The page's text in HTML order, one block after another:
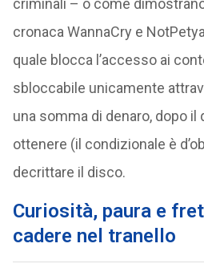
criminali – o come
cronaca WannaCry e
quale blocca l’accesso ai
sbloccabile unicamente
una somma di denaro, dopo il
ottenere (il condizionale è
decrittare il disco.
Curiosità, paura e
cadere nel tranello